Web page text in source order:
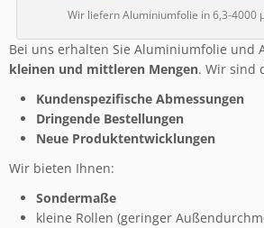
Wir liefern Aluminiumfolie in 6,3-4000
Bei uns erhalten Sie Aluminiumfolie und
kleinen und mittleren Mengen. Wir sind
Kundenspezifische Abmessungen
Dringende Bestellungen
Neue Produktentwicklungen
Wir bieten Ihnen:
Sondermaße
kleine Rollen (geringer